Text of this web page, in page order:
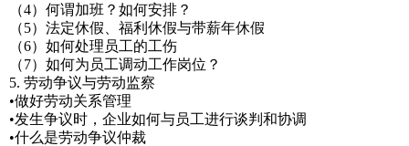
（4）何谓加班？如何安排？
（5）法定休假、福利休假与带薪年休假
（6）如何处理员工的工伤
（7）如何为员工调动工作岗位？
5. 劳动争议与劳动监察
•做好劳动关系管理
•发生争议时，企业如何与员工进行谈判和协调
•什么是劳动争议仲裁